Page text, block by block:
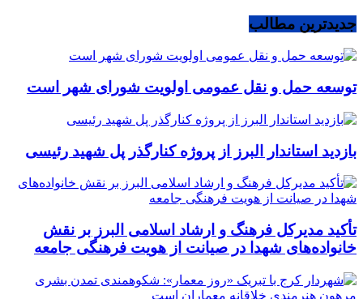
جدیدترین مطالب
توسعه حمل و نقل عمومی اولویت شورای شهر است
بازدید استاندار البرز از پروژه کنارگذر پل شهید رئیسی
تأکید مدیرکل فرهنگ و ارشاد اسلامی البرز بر نقش
خانواده‌های شهدا در صیانت از هویت فرهنگی جامعه